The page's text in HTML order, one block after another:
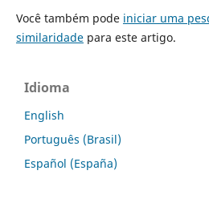
Você também pode iniciar uma
similaridadepara este artigo.
Idioma
English
Português (Brasil)
Español (España)